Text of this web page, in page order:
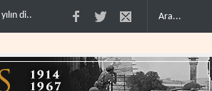
ajansı: İran ve Umman Hürmüz Boğazı için geçiş..